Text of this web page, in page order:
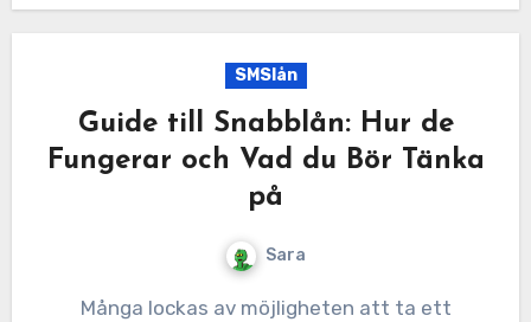
SMSlån
Guide till Snabblån: Hur de
Fungerar och Vad du Bör Tänka
på
Sara
Många lockas av möjligheten att ta ett